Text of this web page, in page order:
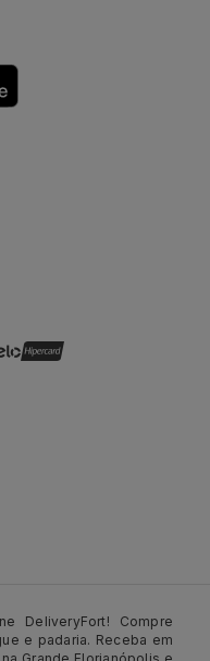
DeliveryFort! Compre
e padaria. Receba em